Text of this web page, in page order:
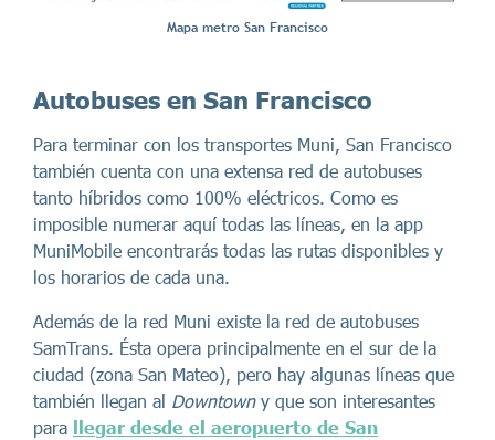
Mapa metro San Francisco
Autobuses en San Francisco
Para terminar con los transportes Muni, San Francisco
también cuenta con una extensa red de autobuses
tanto híbridos como 100% eléctricos. Como es
imposible numerar aquí todas las líneas, en la app
MuniMobile encontrarás todas las rutas disponibles y
los horarios de cada una.
Además de la red Muni existe la red de autobuses
SamTrans. Ésta opera principalmente en el sur de la
ciudad (zona San Mateo), pero hay algunas líneas que
también llegan al Downtowny que son interesantes
para llegar desde el aeropuerto de San